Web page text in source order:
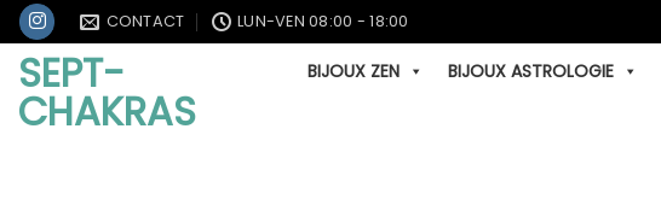
Passer
au
contenu
CONTACT LUN-VEN 08:00 - 18:00
SEPT-
CHAKRAS
BIJOUX ZEN BIJOUX ASTROLOGIE